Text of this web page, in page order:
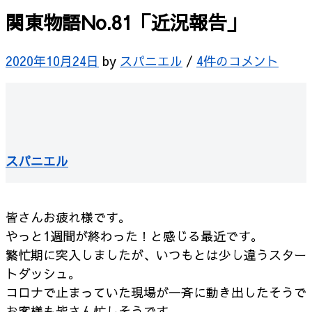
関東物語No.81「近況報告」
2020年10月24日 by スパニエル / 4件のコメント
スパニエル
皆さんお疲れ様です。
やっと1週間が終わった！と感じる最近です。
繁忙期に突入しましたが、いつもとは少し違うスター
トダッシュ。
コロナで止まっていた現場が一斉に動き出したそうで